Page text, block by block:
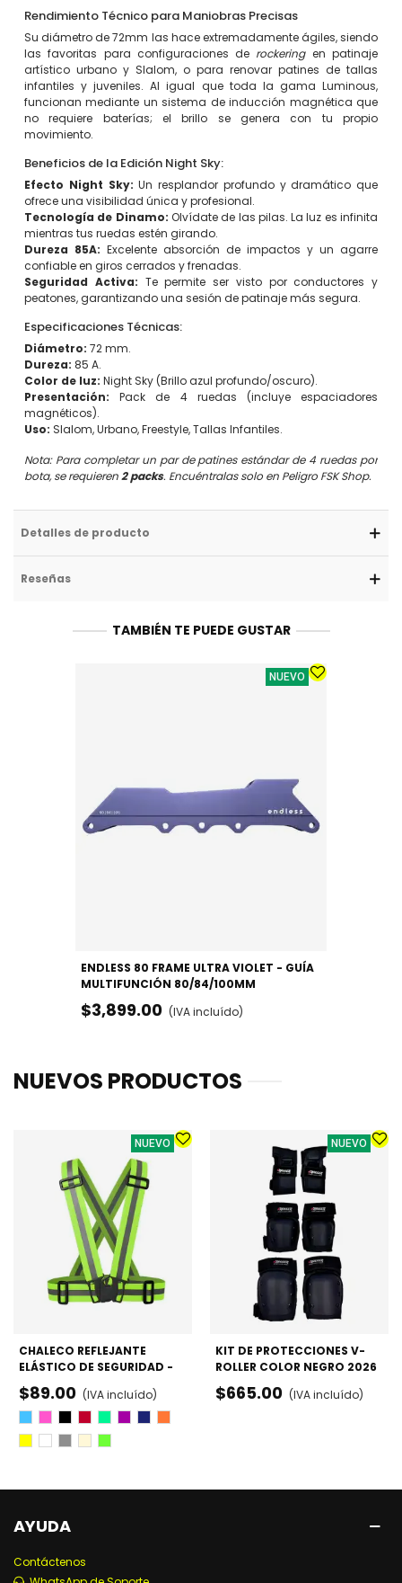
Rendimiento Técnico para Maniobras Precisas
Su diámetro de 72mm las hace extremadamente ágiles, siendo
las favoritas para configuraciones de rockeringen patinaje
artístico urbano y Slalom, o para renovar patines de tallas
infantiles y juveniles. Al igual que toda la gama Luminous,
funcionan mediante un sistema de inducción magnética que
no requiere baterías; el brillo se genera con tu propio
movimiento.
Beneficios de la Edición Night Sky:
Efecto Night Sky: Un resplandor profundo y dramático que
ofrece una visibilidad única y profesional.
Tecnología de Dinamo: Olvídate de las pilas. La luz es infinita
mientras tus ruedas estén girando.
Dureza 85A: Excelente absorción de impactos y un agarre
confiable en giros cerrados y frenadas.
Seguridad Activa: Te permite ser visto por conductores y
peatones, garantizando una sesión de patinaje más segura.
Especificaciones Técnicas:
Diámetro: 72 mm.
Dureza: 85 A.
Color de luz: Night Sky (Brillo azul profundo/oscuro).
Presentación: Pack de 4 ruedas (incluye espaciadores
magnéticos).
Uso: Slalom, Urbano, Freestyle, Tallas Infantiles.
Nota: Para completar un par de patines estándar de 4 ruedas por
bota, se requieren2 packs. Encuéntralas solo en Peligro FSK Shop.
Detalles de producto
Reseñas
TAMBIÉN TE PUEDE GUSTAR
NUEVO
ENDLESS 80 FRAME ULTRA VIOLET - GUÍA
MULTIFUNCIÓN 80/84/100MM
$3,899.00 (IVA incluído)
NUEVOS PRODUCTOS
NUEVO
CHALECO REFLEJANTE
ELÁSTICO DE SEGURIDAD -
PATINAJE Y CICLISMO
$89.00 (IVA incluído)
NUEVO
KIT DE PROTECCIONES V-
ROLLER COLOR NEGRO 2026
- RODILLERAS, CODERAS Y
MUÑEQUERAS
$665.00 (IVA incluído)
AYUDA
Contáctenos